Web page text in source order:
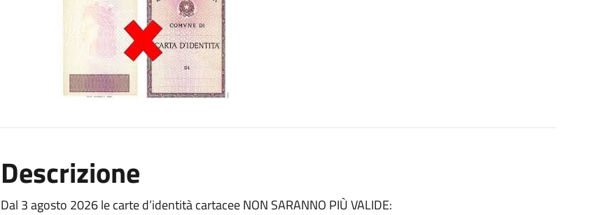
Descrizione
Dal 3 agosto 2026 le carte d’identità cartacee NON SARANNO PIÙ VALIDE: